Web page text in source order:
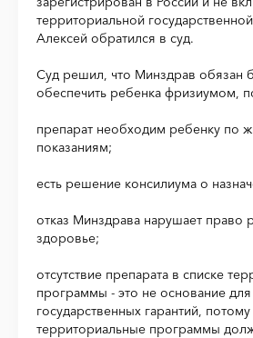
территориальной
Алексей обратился в суд.
Суд решил, что Минздрав обязан
обеспечить ребенка фризиумом,
препарат необходим ребенку по
показаниям;
есть решение консилиума о
отказ Минздрава нарушает право
здоровье;
отсутствие препарата в списке
программы - это не основание
государственных гарантий, потому
территориальные программы